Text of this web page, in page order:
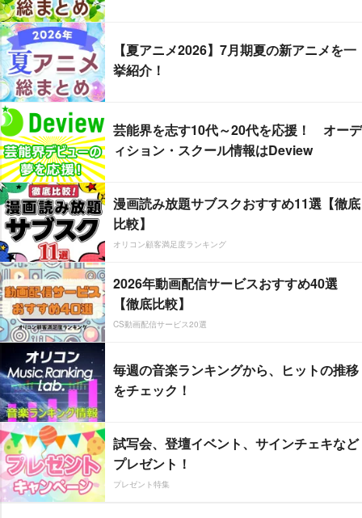
【夏アニメ2026】7月期夏の新アニメを一
挙紹介！
芸能界を志す10代～20代を応援！ オーデ
ィション・スクール情報はDeview
漫画読み放題サブスクおすすめ11選【徹底
比較】
オリコン顧客満足度ランキング
2026年動画配信サービスおすすめ40選
【徹底比較】
CS動画配信サービス20選
毎週の音楽ランキングから、ヒットの推移
をチェック！
試写会、登壇イベント、サインチェキなど
プレゼント！
プレゼント特集